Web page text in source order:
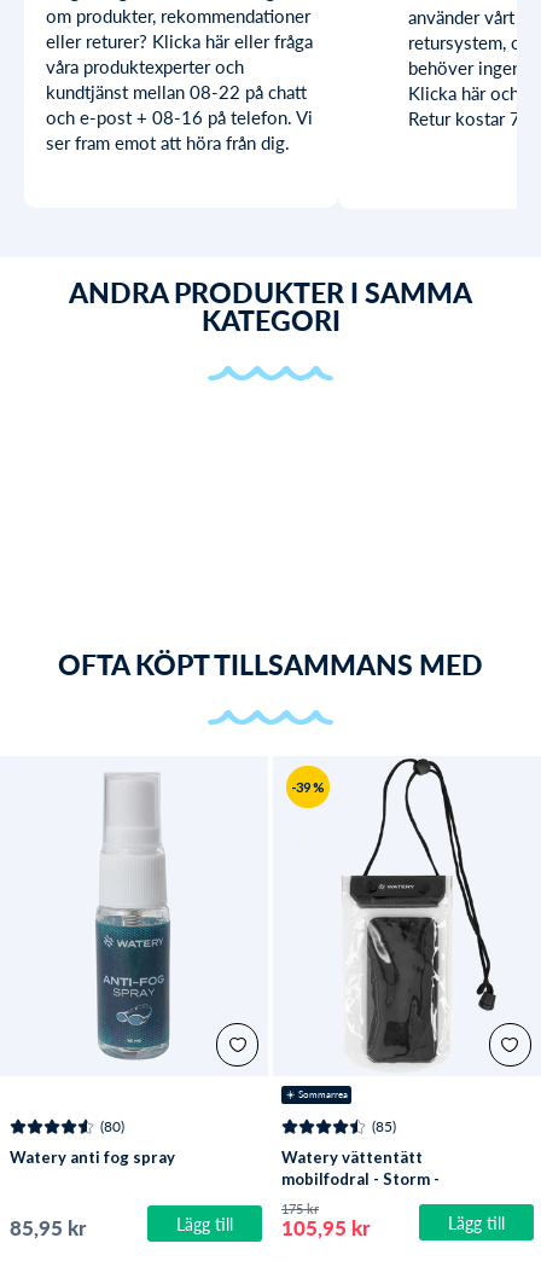
om produkter, rekommendationer
eller returer? Klicka här eller fråga
våra produktexperter och
kundtjänst mellan 08-22 på chatt
och e-post + 08-16 på telefon. Vi
ser fram emot att höra från dig.
använder vårt
retursystem,
behöver ingen
Klicka här och
Retur kostar 79
ANDRA PRODUKTER I SAMMA
KATEGORI
OFTA KÖPT TILLSAMMANS MED
Lägg till
(80)
Watery anti fog spray
85,95 kr
-39 %
☀️ Sommarrea
Lägg till
(85)
Watery vättentätt
mobilfodral - Storm -
Svart
105,95 kr
175 kr